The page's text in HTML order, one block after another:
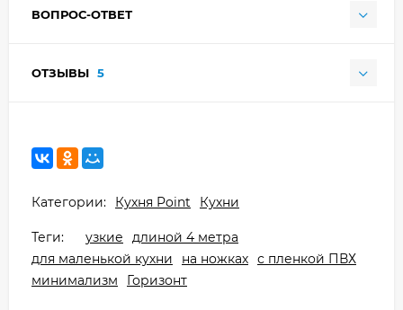
ВОПРОС-ОТВЕТ
ОТЗЫВЫ 5
Категории: Кухня Point Кухни
Теги: узкие
длиной 4 метра
для маленькой кухни
на ножках с пленкой ПВХ
минимализм
Горизонт